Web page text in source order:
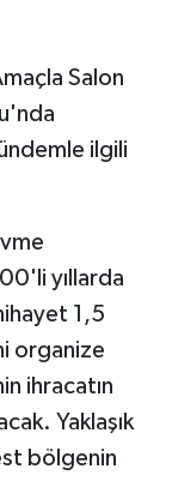
Salon
ilgili
yıllarda
1,5
organize
ihracatın
Yaklaşık
bölgenin